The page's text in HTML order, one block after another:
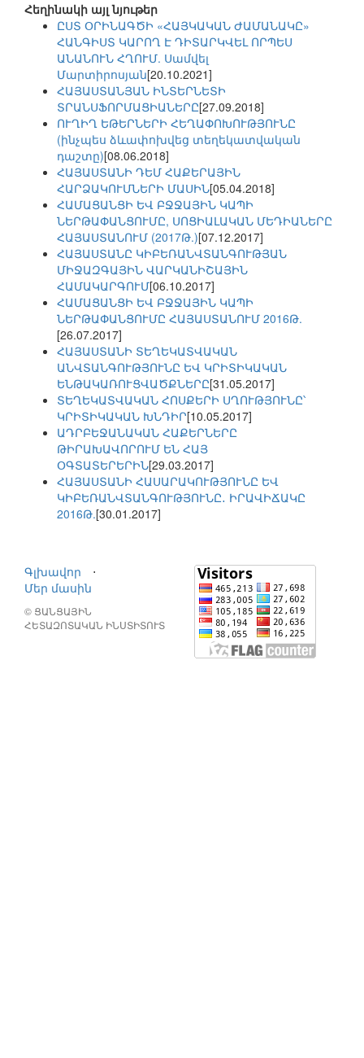
Հեղինակի այլ նյութեր
ԸՍՏ ՕՐԻՆԱԳԾԻ «ՀԱՅԿԱԿԱՆ ԺԱՄԱՆԱԿԸ»
ՀԱՆԳԻՍՏ ԿԱՐՈՂ Է ԴԻՏԱՐԿՎԵԼ ՈՐՊԵՍ
ԱՆԱՆՈՒՆ ՀՂՈՒՄ. Սամվել
Մարտիրոսյան[20.10.2021]
ՀԱՅԱՍՏԱՆՅԱՆ ԻՆՏԵՐՆԵՏԻ
ՏՐԱՆՍՖՈՐՄԱՑԻԱՆԵՐԸ[27.09.2018]
ՈՒՂԻՂ ԵԹԵՐՆԵՐԻ ՀԵՂԱՓՈԽՈՒԹՅՈՒՆԸ
(ինչպես ձևափոխվեց տեղեկատվական
դաշտը)[08.06.2018]
ՀԱՅԱՍՏԱՆԻ ԴԵՄ ՀԱՔԵՐԱՅԻՆ
ՀԱՐՁԱԿՈՒՄՆԵՐԻ ՄԱՍԻՆ[05.04.2018]
ՀԱՄԱՑԱՆՑԻ ԵՎ ԲՋՋԱՅԻՆ ԿԱՊԻ
ՆԵՐԹԱՓԱՆՑՈՒՄԸ, ՍՈՑԻԱԼԱԿԱՆ ՄԵԴԻԱՆԵՐԸ
ՀԱՅԱՍՏԱՆՈՒՄ (2017Թ.)[07.12.2017]
ՀԱՅԱՍՏԱՆԸ ԿԻԲԵՌԱՆՎՏԱՆԳՈՒԹՅԱՆ
ՄԻՋԱԶԳԱՅԻՆ ՎԱՐԿԱՆԻՇԱՅԻՆ
ՀԱՄԱԿԱՐԳՈՒՄ[06.10.2017]
ՀԱՄԱՑԱՆՑԻ ԵՎ ԲՋՋԱՅԻՆ ԿԱՊԻ
ՆԵՐԹԱՓԱՆՑՈՒՄԸ ՀԱՅԱՍՏԱՆՈՒՄ 2016Թ.
[26.07.2017]
ՀԱՅԱՍՏԱՆԻ ՏԵՂԵԿԱՏՎԱԿԱՆ
ԱՆՎՏԱՆԳՈՒԹՅՈՒՆԸ ԵՎ ԿՐԻՏԻԿԱԿԱՆ
ԵՆԹԱԿԱՌՈՒՑՎԱԾՔՆԵՐԸ[31.05.2017]
ՏԵՂԵԿԱՏՎԱԿԱՆ ՀՈՍՔԵՐԻ ՍՂՈՒԹՅՈՒՆԸ՝
ԿՐԻՏԻԿԱԿԱՆ ԽՆԴԻՐ[10.05.2017]
ԱԴՐԲԵՋԱՆԱԿԱՆ ՀԱՔԵՐՆԵՐԸ
ԹԻՐԱԽԱՎՈՐՈՒՄ ԵՆ ՀԱՅ
ՕԳՏԱՏԵՐԵՐԻՆ[29.03.2017]
ՀԱՅԱՍՏԱՆԻ ՀԱՍԱՐԱԿՈՒԹՅՈՒՆԸ ԵՎ
ԿԻԲԵՌԱՆՎՏԱՆԳՈՒԹՅՈՒՆԸ․ ԻՐԱՎԻՃԱԿԸ
2016Թ.[30.01.2017]
Գլխավոր
⋅
Մեր մասին
© ՑԱՆՑԱՅԻՆ
ՀԵՏԱԶՈՏԱԿԱՆ ԻՆՍՏԻՏՈՒՏ